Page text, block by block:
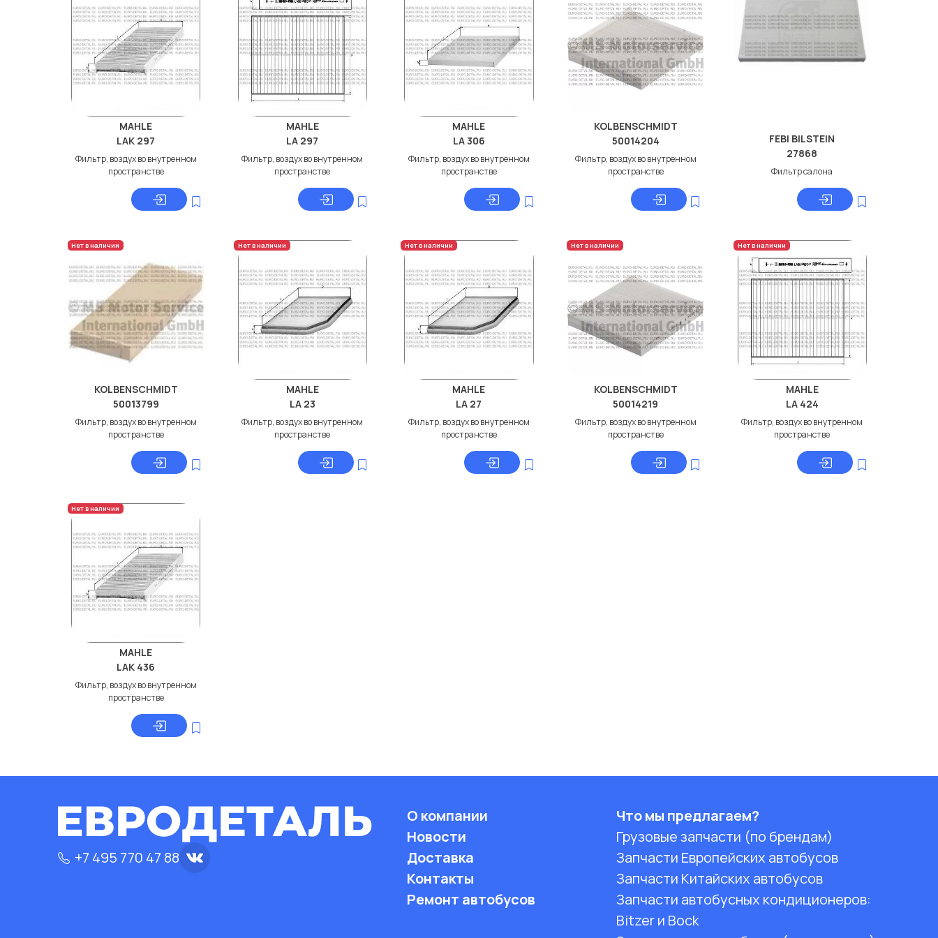
MAHLE
LAK 297
Фильтр, воздух во внутренном
пространстве
MAHLE
LA 297
Фильтр, воздух во внутренном
пространстве
MAHLE
LA 306
Фильтр, воздух во внутренном
пространстве
KOLBENSCHMIDT
50014204
Фильтр, воздух во внутренном
пространстве
FEBI BILSTEIN
27868
Фильтр салона
Нет в наличии
KOLBENSCHMIDT
50013799
Фильтр, воздух во внутренном
пространстве
Нет в наличии
MAHLE
LA 23
Фильтр, воздух во внутренном
пространстве
Нет в наличии
MAHLE
LA 27
Фильтр, воздух во внутренном
пространстве
Нет в наличии
KOLBENSCHMIDT
50014219
Фильтр, воздух во внутренном
пространстве
Нет в наличии
MAHLE
LA 424
Фильтр, воздух во внутренном
пространстве
Нет в наличии
MAHLE
LAK 436
Фильтр, воздух во внутренном
пространстве
+7 495 770 47 88
О компании
Новости
Доставка
Контакты
Ремонт автобусов
Что мы предлагаем?
Грузовые запчасти (по брендам)
Запчасти Европейских автобусов
Запчасти Китайских автобусов
Запчасти автобусных кондиционеров:
Bitzer и Bock